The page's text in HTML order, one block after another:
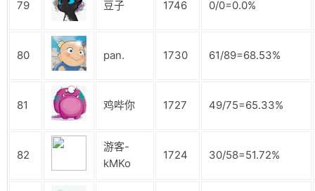
79 豆子 1746 0/0=0.0%
80 pan. 1730 61/89=68.53%
81 鸡哔你 1727 49/75=65.33%
82
游客-
kMKo
1724 30/58=51.72%